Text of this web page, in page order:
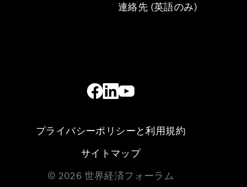
連絡先 (英語のみ)
プライバシーポリシーと利用規約
サイトマップ
© 2026 世界経済フォーラム